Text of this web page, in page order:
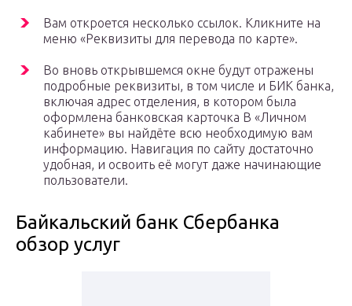
Вам откроется несколько ссылок. Кликните на
меню «Реквизиты для перевода по карте».
Во вновь открывшемся окне будут отражены
подробные реквизиты, в том числе и БИК банка,
включая адрес отделения, в котором была
оформлена банковская карточка В «Личном
кабинете» вы найдёте всю необходимую вам
информацию. Навигация по сайту достаточно
удобная, и освоить её могут даже начинающие
пользователи.
Байкальский банк Сбербанка
обзор услуг